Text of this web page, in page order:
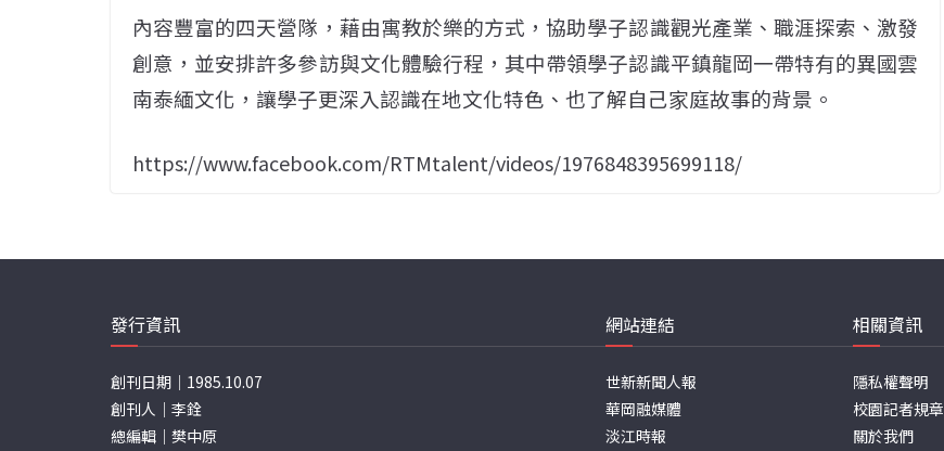
內容豐富的四天營隊，藉由寓教於樂的方式，協助學子認識觀光產業、職涯探索、激發
創意，並安排許多參訪與文化體驗行程，其中帶領學子認識平鎮龍岡一帶特有的異國雲
南泰緬文化，讓學子更深入認識在地文化特色、也了解自己家庭故事的背景。
https://www.facebook.com/RTMtalent/videos/1976848395699118/
發行資訊
創刊日期｜1985.10.07
創刊人｜李銓
總編輯｜樊中原
網站連結
世新新聞人報
華岡融媒體
淡江時報
相關資訊
隱私權聲明
校園記者規章
關於我們